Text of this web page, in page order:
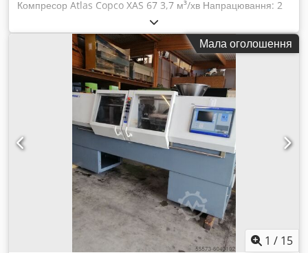
Компресор Atlas Copco XAS 67 3,7 м³/хв Напрацювання: 2
371 год Chjdpfoiywpzex Akvja Двигун: Deutz Тип пального:
дизель
Мала оголошення
1 / 15